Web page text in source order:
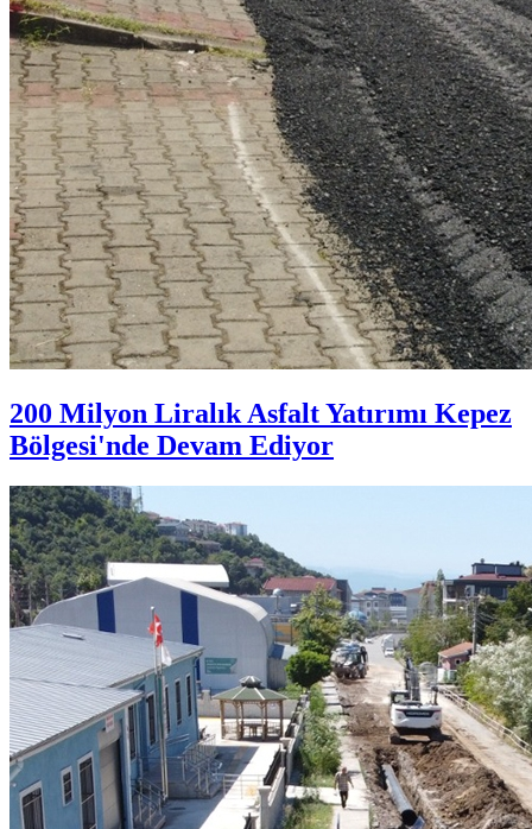
200 Milyon Liralık Asfalt Yatırımı Kepez
Bölgesi'nde Devam Ediyor